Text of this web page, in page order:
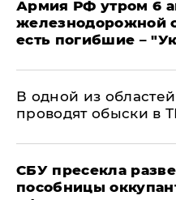
Армия РФ утром 6
железнодорожной
есть погибшие –
В одной из
проводят обыски в
СБУ пресекла
пособницы